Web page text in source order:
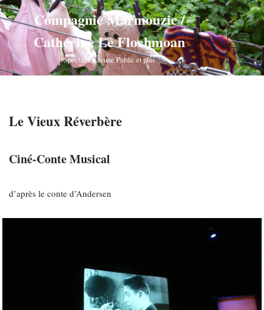
Aller
au
contenu
Compagnie Marmouzic /
Catherine Le Flochmoan
Spectacles Jeune Public et plus
Le Vieux Réverbère
Ciné-Conte Musical
d’après le conte d’Andersen